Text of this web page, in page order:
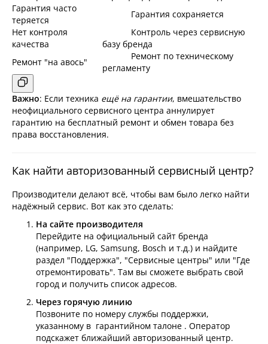
Гарантия часто
теряется
Гарантия сохраняется
Нет контроля
качества
Контроль через сервисную
базу бренда
Ремонт "на авось"
Ремонт по техническому
регламенту
Важно: Если техника ещё на гарантии, вмешательство
неофициального сервисного центра аннулирует
гарантию на бесплатный ремонт и обмен товара без
права восстановления.
Как найти авторизованный сервисный центр?
Производители делают всё, чтобы вам было легко найти
надёжный сервис. Вот как это сделать:
На сайте производителя
Перейдите на официальный сайт бренда
(например, LG, Samsung, Bosch и т.д.) и найдите
раздел "Поддержка", "Сервисные центры" или "Где
отремонтировать". Там вы сможете выбрать свой
город и получить список адресов.
Через горячую линию
Позвоните по номеру службы поддержки,
указанному в гарантийном талоне . Оператор
подскажет ближайший авторизованный центр.